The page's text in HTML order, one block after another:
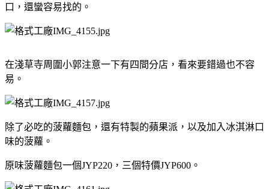
口，還蠻容易找的。
在淺草寺周圍小郭注意一下有四間分店，看來要錯過也不容
易。
除了必吃的菠蘿麵包，還有特製的蘋果派，以及加入冰淇淋口
味的菠蘿。
原味菠蘿麵包一個JYP220，三個特價JYP600。